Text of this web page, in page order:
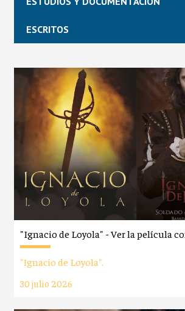
ESCRITOS
"Ignacio de Loyola" - Ver la película
"Ignacio de Loyola".
30 julio 2026